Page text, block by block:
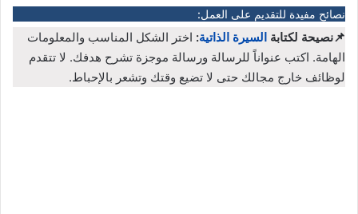
نصائح مفيدة للتقديم على العمل:
📌نصيحة لكتابة السيرة الذاتية: اختر الشكل المناسب والمعلومات
الهامة. اكتب عنواناً للرسالة ورسالة موجزة تشرح هدفك. لا تتقدم
لوظائف خارج مجالك حتى لا تضيع وقتك وتشعر بالإحباط.